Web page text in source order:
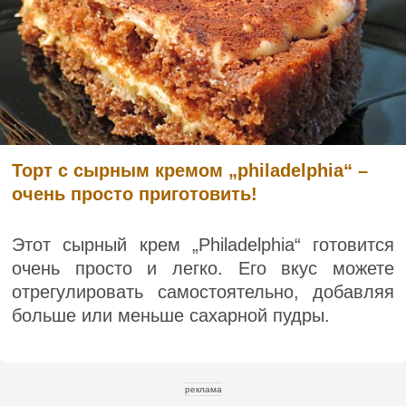
Торт с сырным кремом „philadelphia“ –
очень просто приготовить!
Этот сырный крем „Philadelphia“ готовится
очень просто и легко. Его вкус можете
отрегулировать самостоятельно, добавляя
больше или меньше сахарной пудры.
реклама